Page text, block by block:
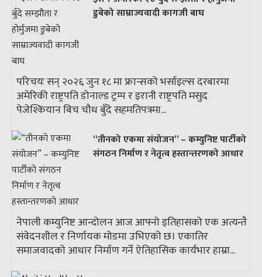
डुबेको साम्राज्यवादी कागजी बाघ
परिचयः सन् २०२६ जुन १८ मा फ्रान्सको भर्साइल्स दरबारमा
अमेरिकी राष्ट्रपति डोनाल्ड ट्रम्प र इरानी राष्ट्रपति मसुद
पेजेश्कियान बिच चौध बुँदे सहमतिपत्रमा...
“तीनको एकमा संयोजन” – कम्युनिष्ट पार्टीको
संगठन निर्माण र नेतृत्व हस्तान्तरणको आधार
नेपाली कम्युनिष्ट आन्दोलन आज आफ्नो इतिहासको एक अत्यन्तै
संवेदनशील र निर्णायक मोडमा उभिएको छ। एकातिर
समाजवादको आधार निर्माण गर्ने ऐतिहासिक कार्यभार हाम्रा...